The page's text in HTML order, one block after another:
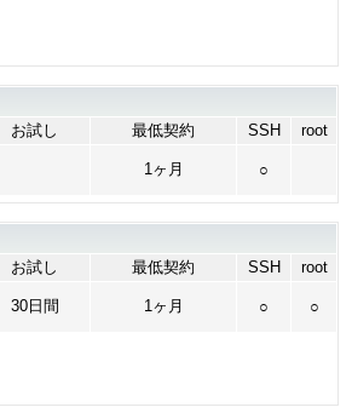
お試し 最低契約 SSH root
1ヶ月 ○
お試し 最低契約 SSH root
30日間 1ヶ月 ○ ○